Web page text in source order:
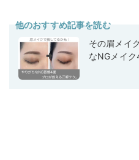
他のおすすめ記事を読む
その眉メイ
なNGメイ